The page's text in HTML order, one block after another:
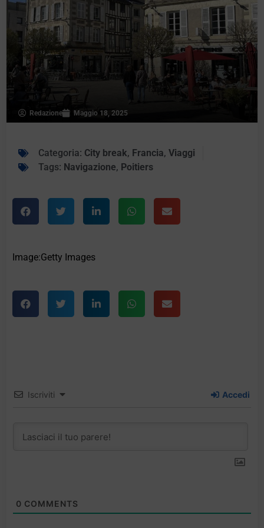
Redazione Maggio 18, 2025
Categoria: City break, Francia,Viaggi
Tags: Navigazione, Poitiers
Image:Getty Images
Iscriviti Accedi
0 COMMENTS